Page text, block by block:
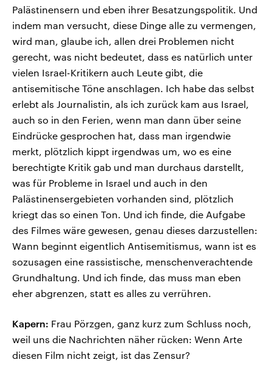
Palästinensern und eben ihrer Besatzungspolitik. Und
indem man versucht, diese Dinge alle zu vermengen,
wird man, glaube ich, allen drei Problemen nicht
gerecht, was nicht bedeutet, dass es natürlich unter
vielen Israel-Kritikern auch Leute gibt, die
antisemitische Töne anschlagen. Ich habe das selbst
erlebt als Journalistin, als ich zurück kam aus Israel,
auch so in den Ferien, wenn man dann über seine
Eindrücke gesprochen hat, dass man irgendwie
merkt, plötzlich kippt irgendwas um, wo es eine
berechtigte Kritik gab und man durchaus darstellt,
was für Probleme in Israel und auch in den
Palästinensergebieten vorhanden sind, plötzlich
kriegt das so einen Ton. Und ich finde, die Aufgabe
des Filmes wäre gewesen, genau dieses darzustellen:
Wann beginnt eigentlich Antisemitismus, wann ist es
sozusagen eine rassistische, menschenverachtende
Grundhaltung. Und ich finde, das muss man eben
eher abgrenzen, statt es alles zu verrühren.
Kapern: Frau Pörzgen, ganz kurz zum Schluss noch,
weil uns die Nachrichten näher rücken: Wenn Arte
diesen Film nicht zeigt, ist das Zensur?